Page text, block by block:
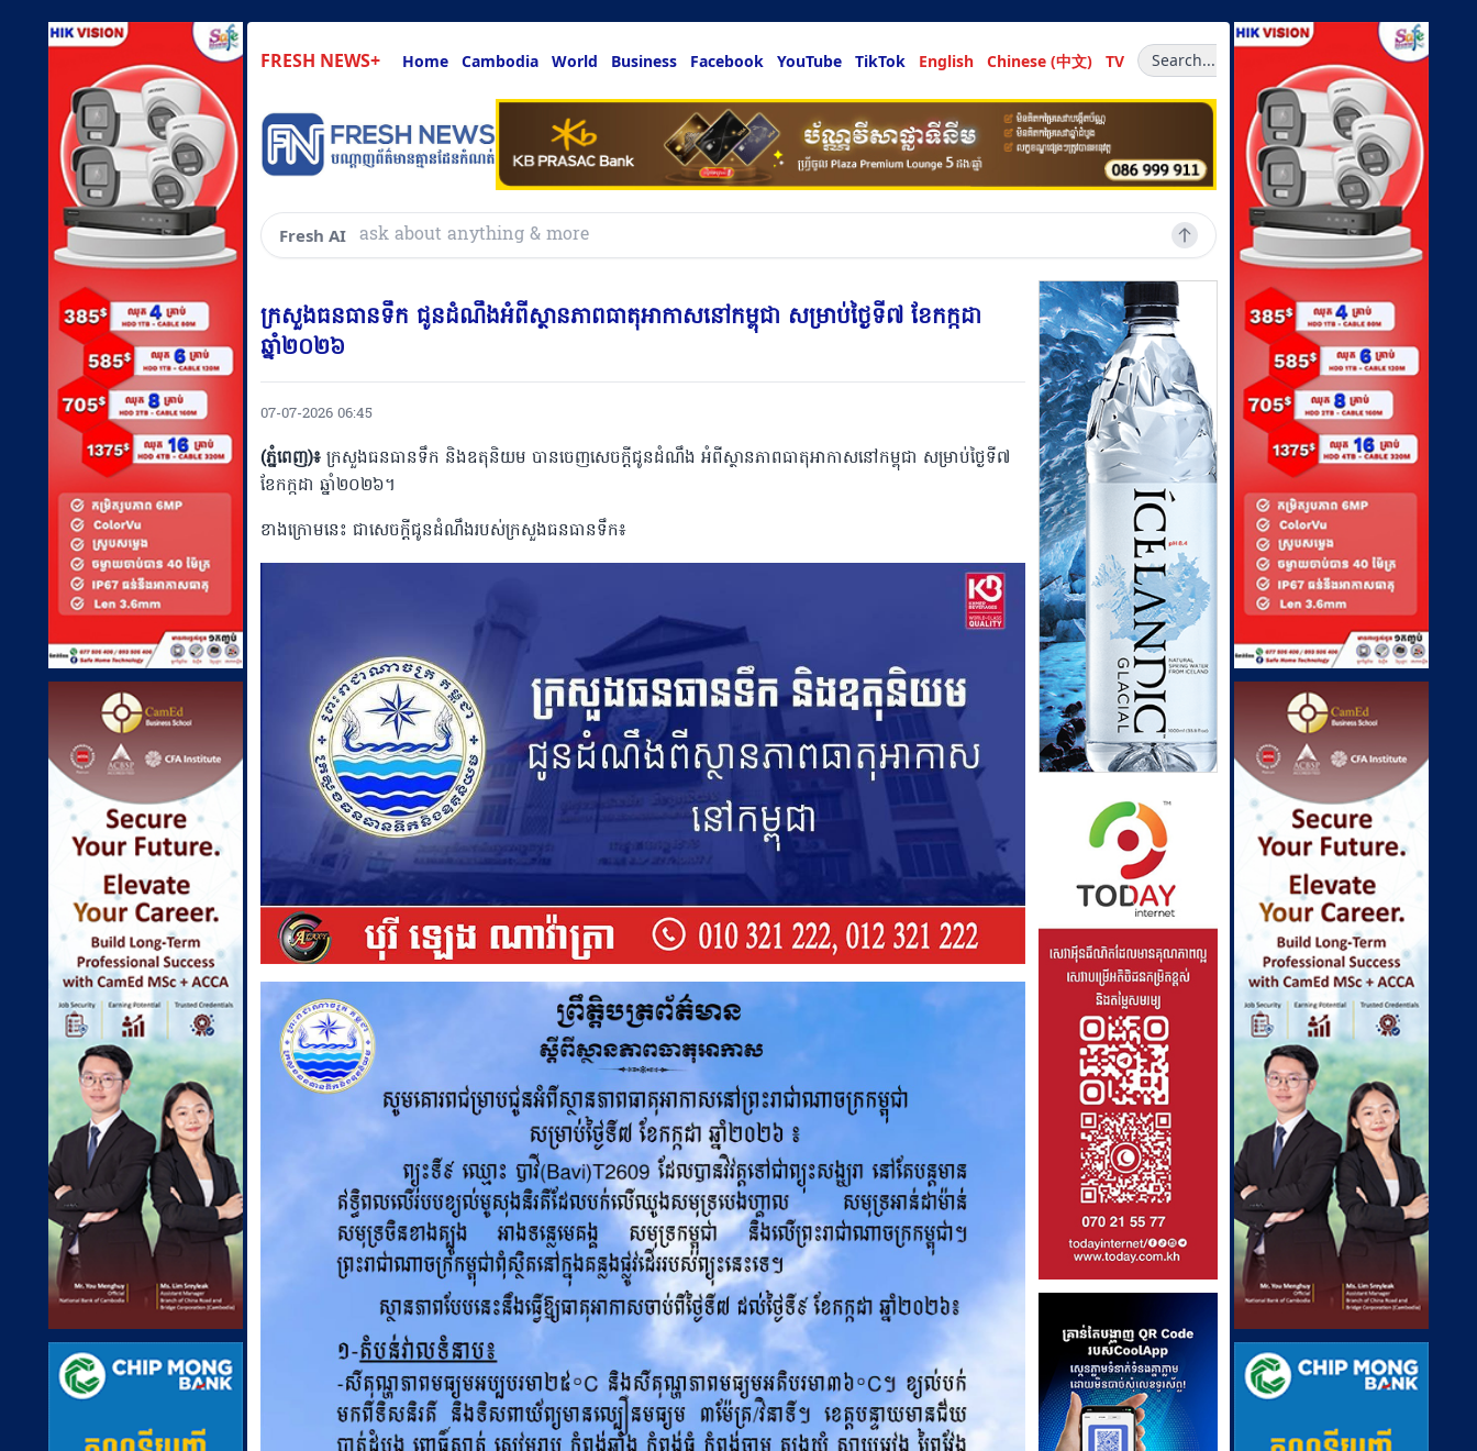
FRESH NEWS+ Home Cambodia World Business Facebook YouTube TikTok English Chinese (中文) TV Search...
Fresh AI សួរអ្វីៗគ្រប់យ៉ាងដ
ក្រសួងធនធានទឹក ជូនដំណឹងអំពីស្ថានភាពធាតុអាកាសនៅកម្ពុជា សម្រាប់ថ្ងៃទី៧ ខែកក្កដា
ឆ្នាំ២០២៦
07-07-2026 06:45
(ភ្នំពេញ)៖ ក្រសួងធនធានទឹក និងឧតុនិយម បានចេញសេចក្តីជូនដំណឹង អំពីស្ថានភាពធាតុអាកាសនៅកម្ពុជា សម្រាប់ថ្ងៃទី៧
ខែកក្កដា ឆ្នាំ២០២៦។
ខាងក្រោមនេះ ជាសេចក្តីជូនដំណឹងរបស់ក្រសួងធនធានទឹក៖